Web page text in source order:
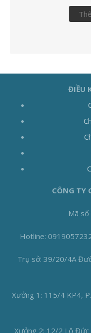
ĐIỀU
CÔNG TY
Mã
Hotline:
Trụ sở: 39/20/4A
Xưởng 1: 115/4 KP4,
Xưởng 2: 12/2 Lộ Đức